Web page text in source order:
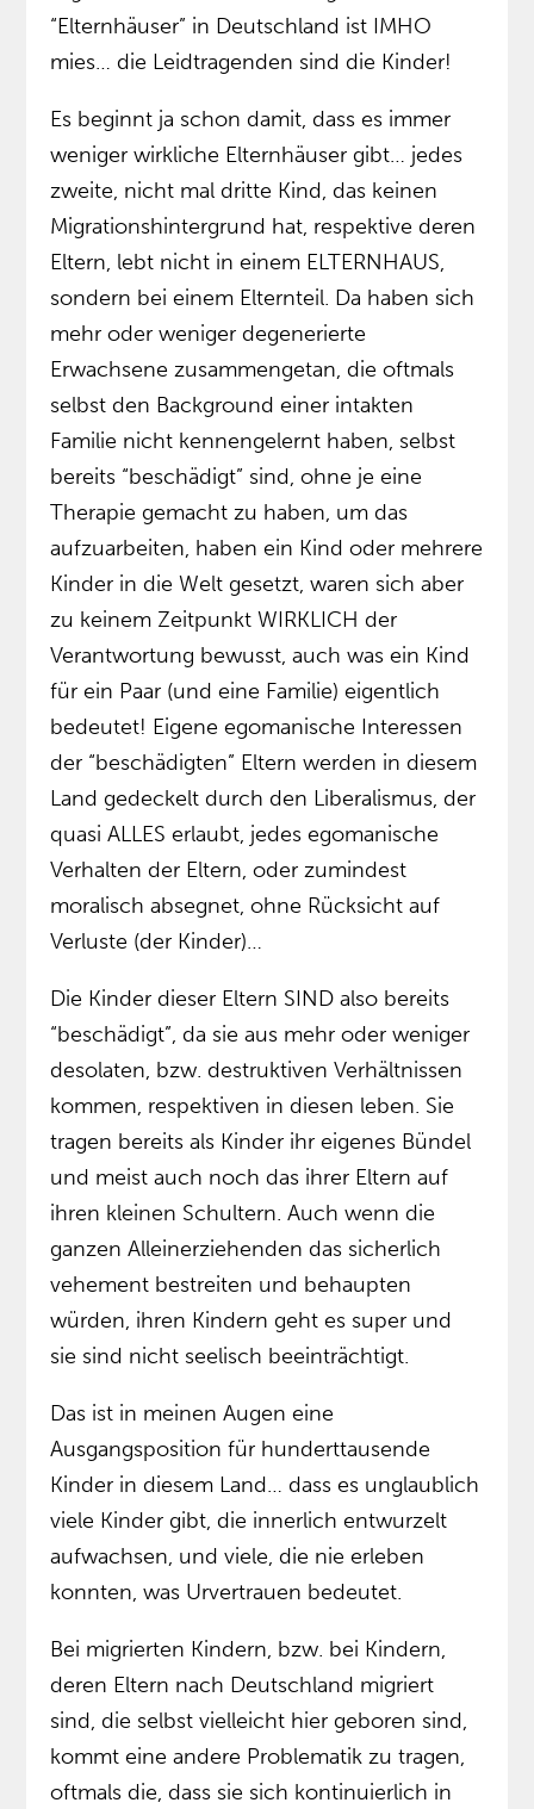
“Elternhäuser” in Deutschland ist IMHO
mies… die Leidtragenden sind die Kinder!
Es beginnt ja schon damit, dass es immer
weniger wirkliche Elternhäuser gibt… jedes
zweite, nicht mal dritte Kind, das keinen
Migrationshintergrund hat, respektive deren
Eltern, lebt nicht in einem ELTERNHAUS,
sondern bei einem Elternteil. Da haben sich
mehr oder weniger degenerierte
Erwachsene zusammengetan, die oftmals
selbst den Background einer intakten
Familie nicht kennengelernt haben, selbst
bereits “beschädigt” sind, ohne je eine
Therapie gemacht zu haben, um das
aufzuarbeiten, haben ein Kind oder mehrere
Kinder in die Welt gesetzt, waren sich aber
zu keinem Zeitpunkt WIRKLICH der
Verantwortung bewusst, auch was ein Kind
für ein Paar (und eine Familie) eigentlich
bedeutet! Eigene egomanische Interessen
der “beschädigten” Eltern werden in diesem
Land gedeckelt durch den Liberalismus, der
quasi ALLES erlaubt, jedes egomanische
Verhalten der Eltern, oder zumindest
moralisch absegnet, ohne Rücksicht auf
Verluste (der Kinder)…
Die Kinder dieser Eltern SIND also bereits
“beschädigt”, da sie aus mehr oder weniger
desolaten, bzw. destruktiven Verhältnissen
kommen, respektiven in diesen leben. Sie
tragen bereits als Kinder ihr eigenes Bündel
und meist auch noch das ihrer Eltern auf
ihren kleinen Schultern. Auch wenn die
ganzen Alleinerziehenden das sicherlich
vehement bestreiten und behaupten
würden, ihren Kindern geht es super und
sie sind nicht seelisch beeinträchtigt.
Das ist in meinen Augen eine
Ausgangsposition für hunderttausende
Kinder in diesem Land… dass es unglaublich
viele Kinder gibt, die innerlich entwurzelt
aufwachsen, und viele, die nie erleben
konnten, was Urvertrauen bedeutet.
Bei migrierten Kindern, bzw. bei Kindern,
deren Eltern nach Deutschland migriert
sind, die selbst vielleicht hier geboren sind,
kommt eine andere Problematik zu tragen,
oftmals die, dass sie sich kontinuierlich in